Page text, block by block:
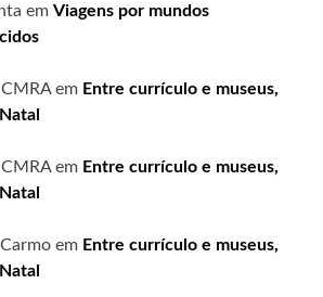
em Viagens por mundos
em Entre currículo e museus,
em Entre currículo e museus,
em Entre currículo e museus,